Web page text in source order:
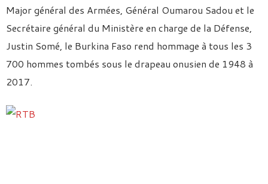
Major général des Armées, Général Oumarou Sadou et le
Secrétaire général du Ministère en charge de la Défense,
Justin Somé, le Burkina Faso rend hommage à tous les 3
700 hommes tombés sous le drapeau onusien de 1948 à
2017.